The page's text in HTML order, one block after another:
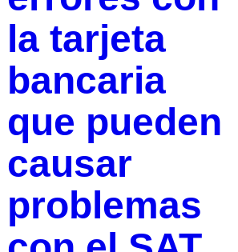
la tarjeta
bancaria
que pueden
causar
problemas